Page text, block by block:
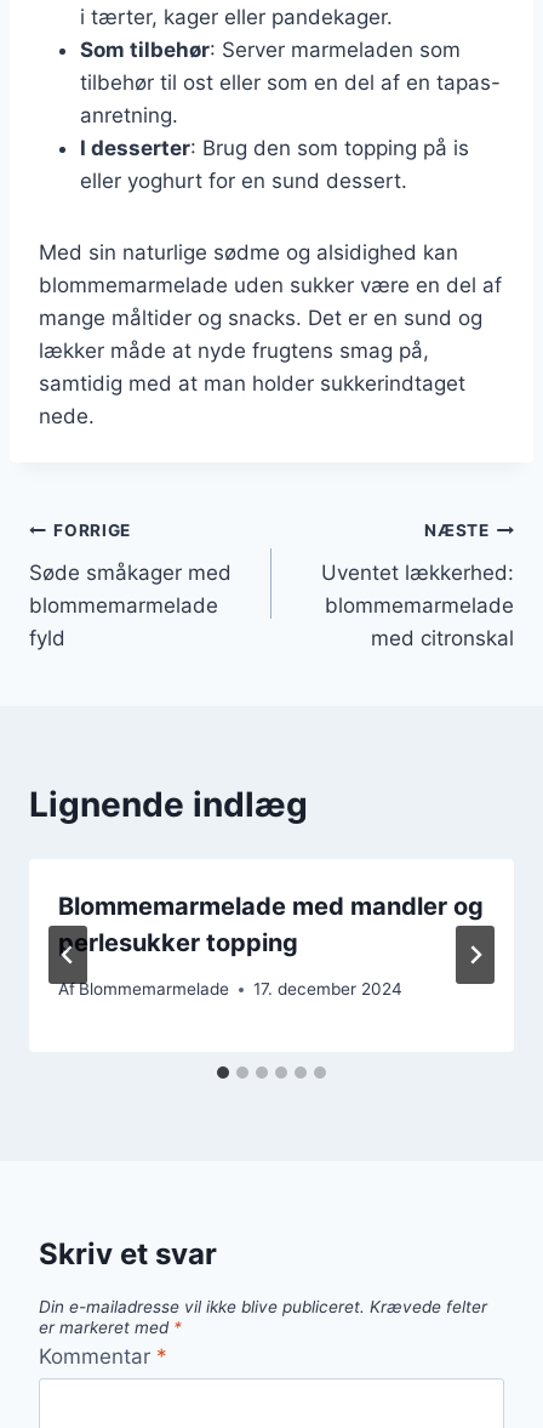
i tærter, kager eller pandekager.
Som tilbehør: Server marmeladen som
tilbehør til ost eller som en del af en tapas-
anretning.
I desserter: Brug den som topping på is
eller yoghurt for en sund dessert.
Med sin naturlige sødme og alsidighed kan
blommemarmelade uden sukker være en del af
mange måltider og snacks. Det er en sund og
lækker måde at nyde frugtens smag på,
samtidig med at man holder sukkerindtaget
nede.
Indlægsnavigation
FORRIGE
Søde småkager med
blommemarmelade
fyld
NÆSTE
Uventet lækkerhed:
blommemarmelade
med citronskal
Lignende indlæg
Blommemarmelade med mandler og
perlesukker topping
AfBlommemarmelade 17. december 2024
Skriv et svar
Din e-mailadresse vil ikke blive publiceret. Krævede felter
er markeret med *
Kommentar *